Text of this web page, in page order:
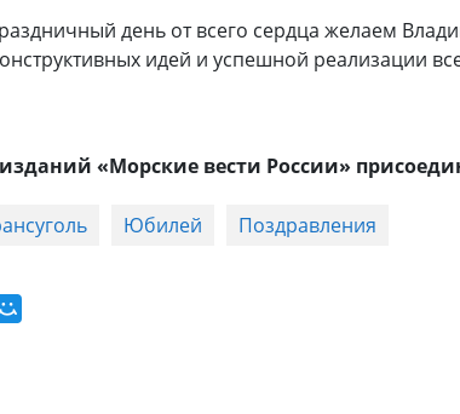
день от всего сердца желаем
идей и успешной реализации
«Морские вести России»
Юбилей Поздравления